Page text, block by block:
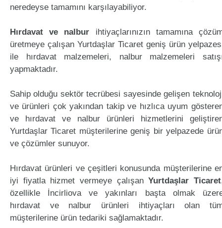
neredeyse tamamını karşılayabiliyor.
Hırdavat ve nalbur ihtiyaçlarınızın tamamına
üretmeye çalışan Yurtdaşlar Ticaret geniş ürün
ile hırdavat malzemeleri, nalbur malzemeleri
yapmaktadır.
Sahip olduğu sektör tecrübesi sayesinde gelişen
ve ürünleri çok yakından takip ve hızlıca uyum
ve hırdavat ve nalbur ürünleri hizmetlerini
Yurtdaşlar Ticaret müşterilerine geniş bir yelpazede
ve çözümler sunuyor.
Hırdavat ürünleri ve çeşitleri konusunda müşterilerine
iyi fiyatla hizmet vermeye çalışanYurtdaşlar Ticaret
özellikle İncirliova ve yakınları başta olmak
hırdavat ve nalbur ürünleri ihtiyaçları olan
müşterilerine ürün tedariki sağlamaktadır.